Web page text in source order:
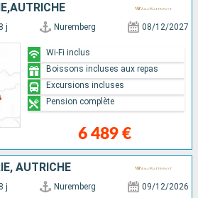
8 j Nuremberg 08/12/2027
6 489 €
Wi-Fi inclus
Boissons incluses aux repas
Excursions incluses
Pension complète
AUTRICHE
8 j Nuremberg 09/12/2026